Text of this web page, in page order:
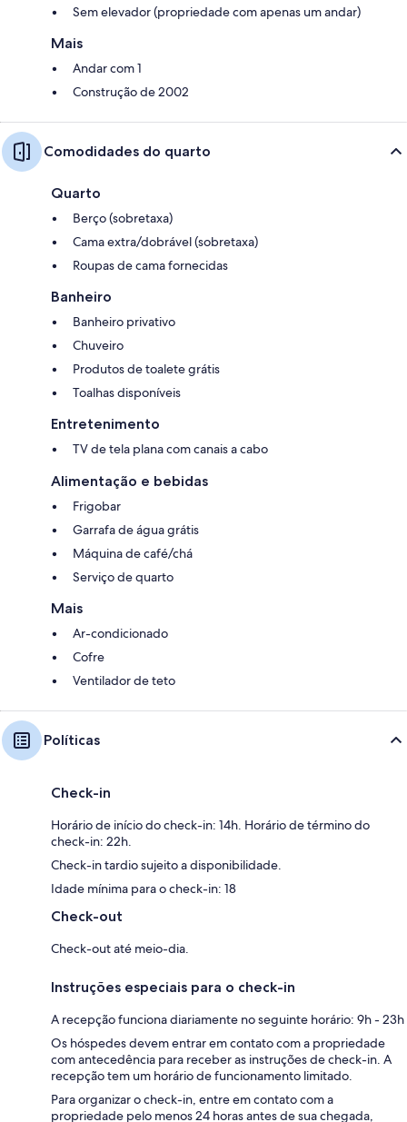
Sem elevador (propriedade com apenas um andar)
Mais
Andar com 1
Construção de 2002
Comodidades do quarto
Quarto
Berço (sobretaxa)
Cama extra/dobrável (sobretaxa)
Roupas de cama fornecidas
Banheiro
Banheiro privativo
Chuveiro
Produtos de toalete grátis
Toalhas disponíveis
Entretenimento
TV de tela plana com canais a cabo
Alimentação e bebidas
Frigobar
Garrafa de água grátis
Máquina de café/chá
Serviço de quarto
Mais
Ar-condicionado
Cofre
Ventilador de teto
Políticas
Check-in
Horário de início do check-in: 14h. Horário de término do
check-in: 22h.
Check-in tardio sujeito a disponibilidade.
Idade mínima para o check-in: 18
Check-out
Check-out até meio-dia.
Instruções especiais para o check-in
A recepção funciona diariamente no seguinte horário: 9h - 23h
Os hóspedes devem entrar em contato com a propriedade
com antecedência para receber as instruções de check-in. A
recepção tem um horário de funcionamento limitado.
Para organizar o check-in, entre em contato com a
propriedade pelo menos 24 horas antes de sua chegada,